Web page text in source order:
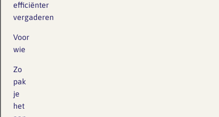
efficiënter
vergaderen
Voor
wie
Zo
pak
je
het